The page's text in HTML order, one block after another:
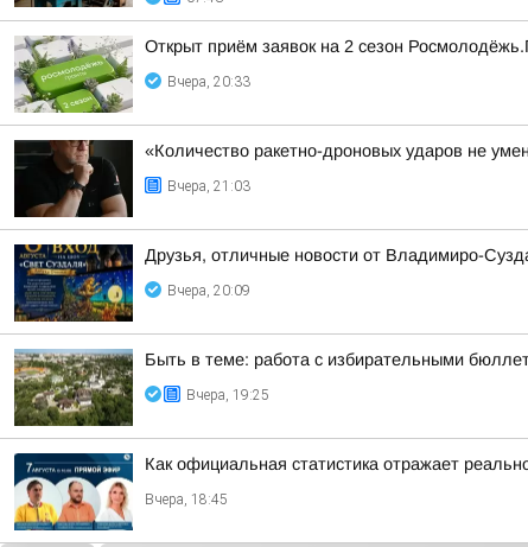
Открыт приём заявок на 2 сезон
Вчера, 20:33
«Количество ракетно-дроновых ударов не
Вчера, 21:03
Друзья, отличные новости от Владимиро-
Вчера, 20:09
Быть в теме: работа с избирательными
Вчера, 19:25
Как официальная статистика отражает
Вчера, 18:45